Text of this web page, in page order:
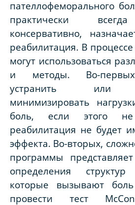
пателлофеморального
практически
консервативно,
реабилитация. В
могут использоваться
и методы. Во-
устранить или
минимизировать
боль, если этого
реабилитация не будет
эффекта. Во-вторых,
программы
определения
которые вызывают
провести тест